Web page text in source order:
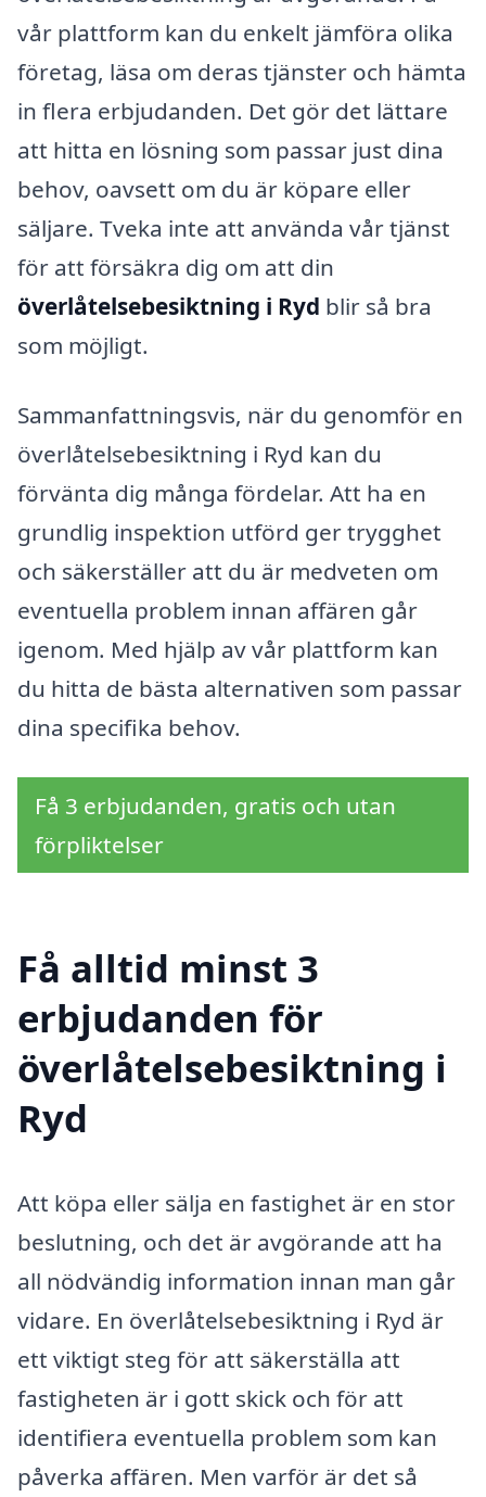
vår plattform kan du enkelt jämföra olika
företag, läsa om deras tjänster och hämta
in flera erbjudanden. Det gör det lättare
att hitta en lösning som passar just dina
behov, oavsett om du är köpare eller
säljare. Tveka inte att använda vår tjänst
för att försäkra dig om att din
överlåtelsebesiktning i Ryd blir så bra
som möjligt.
Sammanfattningsvis, när du genomför en
överlåtelsebesiktning i Ryd kan du
förvänta dig många fördelar. Att ha en
grundlig inspektion utförd ger trygghet
och säkerställer att du är medveten om
eventuella problem innan affären går
igenom. Med hjälp av vår plattform kan
du hitta de bästa alternativen som passar
dina specifika behov.
Få 3 erbjudanden, gratis och utan
förpliktelser
Få alltid minst 3
erbjudanden för
överlåtelsebesiktning i
Ryd
Att köpa eller sälja en fastighet är en stor
beslutning, och det är avgörande att ha
all nödvändig information innan man går
vidare. En överlåtelsebesiktning i Ryd är
ett viktigt steg för att säkerställa att
fastigheten är i gott skick och för att
identifiera eventuella problem som kan
påverka affären. Men varför är det så